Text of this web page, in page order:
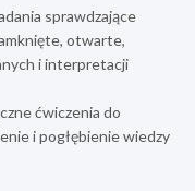
sprawdzające
otwarte,
i interpretacji
ćwiczenia do
i pogłębienie wiedzy